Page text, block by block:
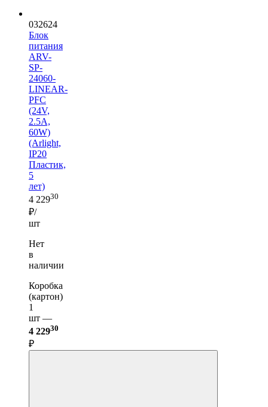
032624
Блок
питания
ARV-
SP-
24060-
LINEAR-
PFC
(24V,
2.5A,
60W)
(Arlight,
IP20
Пластик,
5
лет)
4 22930
₽/
шт
Нет
в
наличии
Коробка
(картон)
1
шт —
4 22930
₽